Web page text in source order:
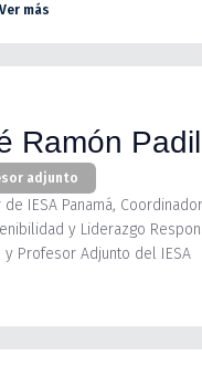
Ver más
Ramón
adjunto
IESA Panamá,
y Liderazgo
y Profesor Adjunto del IESA